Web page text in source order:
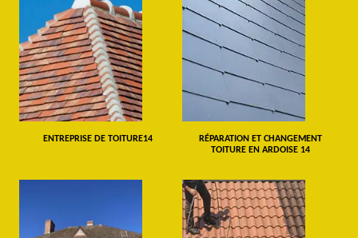
ENTREPRISE DE TOITURE14
RÉPARATION ET CHANGEMENT
TOITURE EN ARDOISE 14